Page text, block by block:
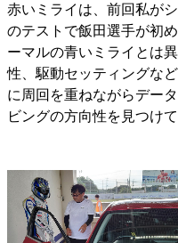
赤いミライは、前回私が
のテストで飯田選手が初
ーマルの青いミライとは
性、駆動セッティングな
に周回を重ねながらデー
ビングの方向性を見つけて